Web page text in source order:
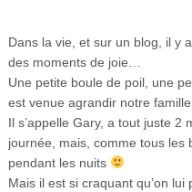
Dans la vie, et sur un blog, il y
des moments de joie…
Une petite boule de poil, une
est venue agrandir notre
Il s’appelle Gary, a tout juste 2
journée, mais, comme tous les
pendant les nuits
Mais il est si craquant qu’on lui